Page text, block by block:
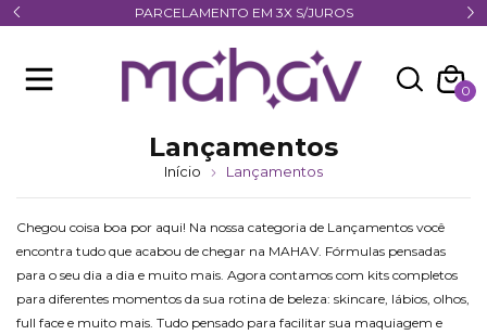
PARCELAMENTO EM 3X S/JUROS
0
Lançamentos
Início Lançamentos
Chegou coisa boa por aqui! Na nossa categoria de Lançamentos você
encontra tudo que acabou de chegar na MAHAV. Fórmulas pensadas
para o seu dia a dia e muito mais. Agora contamos com kits completos
para diferentes momentos da sua rotina de beleza: skincare, lábios, olhos,
full face e muito mais. Tudo pensado para facilitar sua maquiagem e